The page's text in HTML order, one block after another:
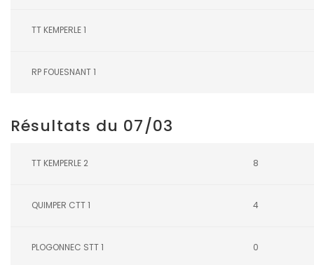
TT KEMPERLE 1
RP FOUESNANT 1
Résultats du 07/03
TT KEMPERLE 2 8
QUIMPER CTT 1 4
PLOGONNEC STT 1 0